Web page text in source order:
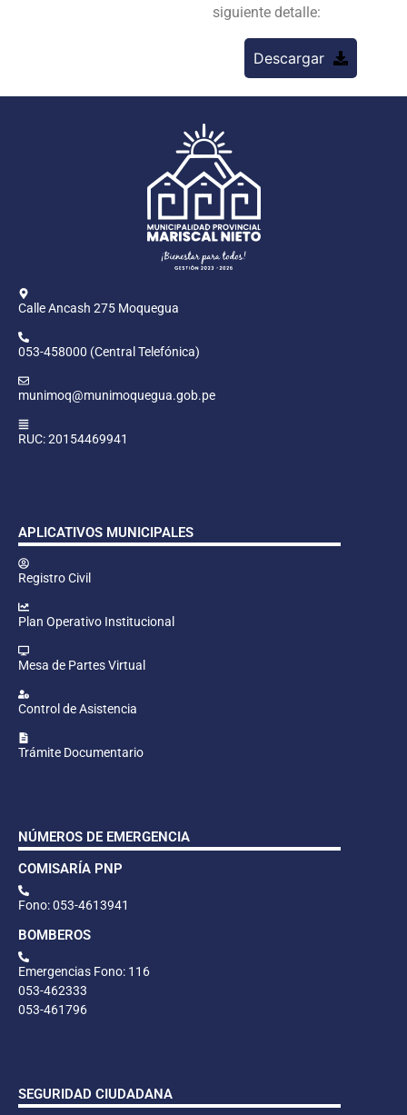
siguiente detalle:
Descargar
Calle Ancash 275 Moquegua
053-458000 (Central Telefónica)
munimoq@munimoquegua.gob.pe
RUC: 20154469941
APLICATIVOS MUNICIPALES
Registro Civil
Plan Operativo Institucional
Mesa de Partes Virtual
Control de Asistencia
Trámite Documentario
NÚMEROS DE EMERGENCIA
COMISARÍA PNP
Fono: 053-4613941
BOMBEROS
Emergencias Fono: 116
053-462333
053-461796
SEGURIDAD CIUDADANA